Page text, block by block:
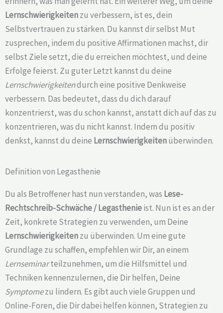
Lernschwierigkeitenzu verbessern, ist es, dein
Selbstvertrauen zu stärken. Du kannst dir selbst Mut
zusprechen, indem du positive Affirmationen machst, dir
selbst Ziele setzt, die du erreichen möchtest, und deine
Erfolge feierst. Zu guter Letzt kannst du deine
Lernschwierigkeitendurch eine positive Denkweise
verbessern. Das bedeutet, dass du dich darauf
konzentrierst, was du schon kannst, anstatt dich auf das zu
konzentrieren, was du nicht kannst. Indem du positiv
denkst, kannst du deine Lernschwierigkeitenüberwinden.
Definition von Legasthenie
Du als Betroffener hast nun verstanden, was Lese-
Rechtschreib-Schwäche /Legasthenieist. Nun ist es an der
Zeit, konkrete Strategien zu verwenden, um Deine
Lernschwierigkeitenzu überwinden. Um eine gute
Grundlage zu schaffen, empfehlen wir Dir, an einem
Lernseminarteilzunehmen, um die Hilfsmittel und
Techniken kennenzulernen, die Dir helfen, Deine
Symptomezu lindern. Es gibt auch viele Gruppen und
Online-Foren, die Dir dabei helfen können, Strategien zu